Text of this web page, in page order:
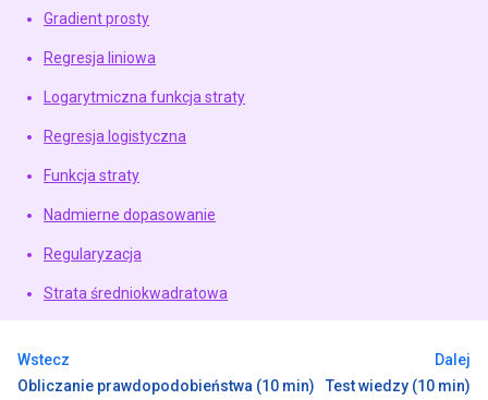
Gradient prosty
Regresja liniowa
Logarytmiczna funkcja straty
Regresja logistyczna
Funkcja straty
Nadmierne dopasowanie
Regularyzacja
Strata średniokwadratowa
Wstecz
Obliczanie prawdopodobieństwa (10 min)
Dalej
Test wiedzy (10 min)